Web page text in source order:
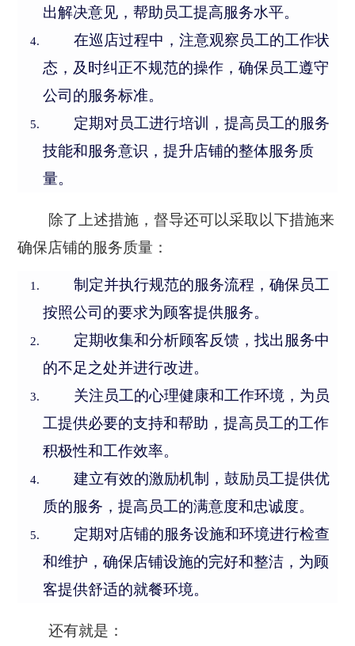
掌上学院
开店流程
电子名片
电子合同
家居行业
汽车服务
购物中心
美容养生
生鲜行业
母婴行业
智慧工厂
企业文档 New
合作与生态
服务政策
岗位招聘
申请使用
出解决意见，帮助员工提高服务水平。
在巡店过程中，注意观察员工的工作状
态，及时纠正不规范的操作，确保员工遵守
公司的服务标准。
定期对员工进行培训，提高员工的服务
技能和服务意识，提升店铺的整体服务质
量。
除了上述措施，督导还可以采取以下措施来
确保店铺的服务质量：
制定并执行规范的服务流程，确保员工
按照公司的要求为顾客提供服务。
定期收集和分析顾客反馈，找出服务中
的不足之处并进行改进。
关注员工的心理健康和工作环境，为员
工提供必要的支持和帮助，提高员工的工作
积极性和工作效率。
建立有效的激励机制，鼓励员工提供优
质的服务，提高员工的满意度和忠诚度。
定期对店铺的服务设施和环境进行检查
和维护，确保店铺设施的完好和整洁，为顾
客提供舒适的就餐环境。
还有就是：